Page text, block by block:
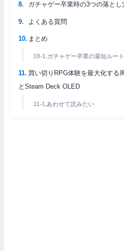
ガチャゲー卒業時の3つの落とし
よくある質問
まとめ
ガチャゲー卒業の最短ルー
買い切りRPG体験を最大化する
とSteam Deck OLED
あわせて読みたい